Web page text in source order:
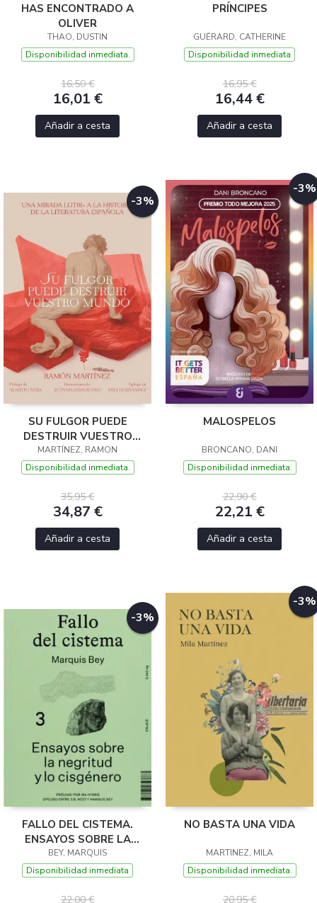
HAS ENCONTRADO A
OLIVER
THAO, DUSTIN
Disponibilidad inmediata.
16,50 €
16,01 €
Añadir a cesta
PRÍNCIPES
GUÉRARD, CATHERINE
Disponibilidad inmediata
16,95 €
16,44 €
Añadir a cesta
-3%
SU FULGOR PUEDE
DESTRUIR VUESTRO
MUNDO
MARTÍNEZ, RAMON
Disponibilidad inmediata.
35,95 €
34,87 €
Añadir a cesta
-3%
MALOSPELOS
BRONCANO, DANI
Disponibilidad inmediata.
22,90 €
22,21 €
Añadir a cesta
-3%
FALLO DEL CISTEMA.
ENSAYOS SOBRE LA
NEGRITUD Y LO
CISGÉNERO
BEY, MARQUIS
Disponibilidad inmediata
22,00 €
-3%
NO BASTA UNA VIDA
MARTINEZ, MILA
Disponibilidad inmediata.
20,95 €